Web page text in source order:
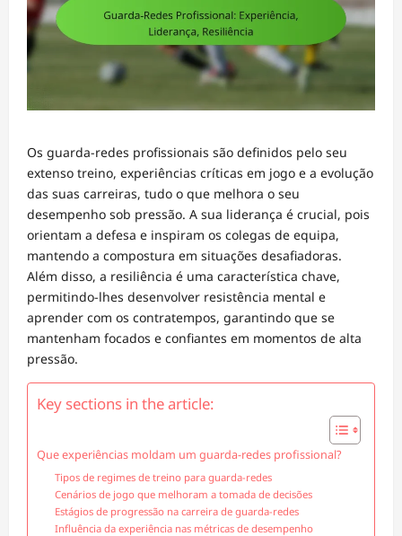
Os guarda-redes profissionais são definidos pelo seu
extenso treino, experiências críticas em jogo e a evolução
das suas carreiras, tudo o que melhora o seu
desempenho sob pressão. A sua liderança é crucial, pois
orientam a defesa e inspiram os colegas de equipa,
mantendo a compostura em situações desafiadoras.
Além disso, a resiliência é uma característica chave,
permitindo-lhes desenvolver resistência mental e
aprender com os contratempos, garantindo que se
mantenham focados e confiantes em momentos de alta
pressão.
Key sections in the article:
Que experiências moldam um guarda-redes profissional?
Tipos de regimes de treino para guarda-redes
Cenários de jogo que melhoram a tomada de decisões
Estágios de progressão na carreira de guarda-redes
Influência da experiência nas métricas de desempenho